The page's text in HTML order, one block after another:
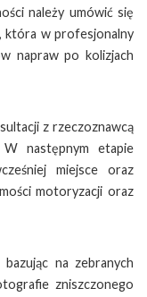
należy umówić się
która w profesjonalny
napraw po kolizjach
z rzeczoznawcą
W następnym etapie
miejsce oraz
motoryzacji oraz
na zebranych
zniszczonego